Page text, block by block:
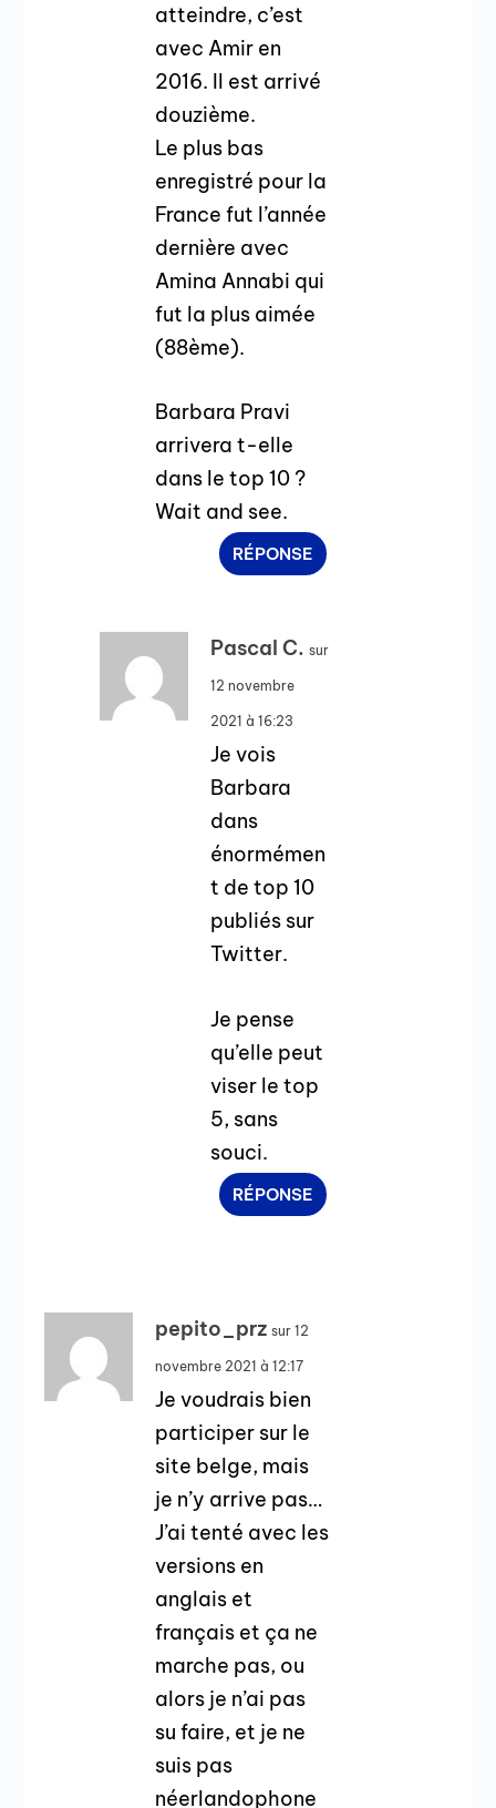
atteindre, c’est
avec Amir en
2016. Il est arrivé
douzième.
Le plus bas
enregistré pour la
France fut l’année
dernière avec
Amina Annabi qui
fut la plus aimée
(88ème).
Barbara Pravi
arrivera t-elle
dans le top 10 ?
Wait and see.
RÉPONSE
Pascal C. sur
12 novembre
2021 à 16:23
Je vois
Barbara
dans
énormémen
t de top 10
publiés sur
Twitter.
Je pense
qu’elle peut
viser le top
5, sans
souci.
RÉPONSE
pepito_prz sur 12
novembre 2021 à 12:17
Je voudrais bien
participer sur le
site belge, mais
je n’y arrive pas…
J’ai tenté avec les
versions en
anglais et
français et ça ne
marche pas, ou
alors je n’ai pas
su faire, et je ne
suis pas
néerlandophone